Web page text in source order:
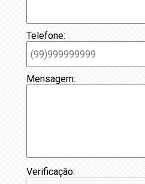
Telefone:
Mensagem:
Verificação: